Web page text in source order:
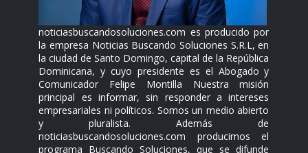
noticiasbuscandosoluciones.com es producido por
la empresa Noticias Buscando Soluciones S.R.L, en
la ciudad de Santo Domingo, capital de la República
Dominicana, y cuyo presidente es el Abogado y
Comunicador Felipe Montilla Nuestra misión
principal es informar, sin responder a intereses
empresariales ni políticos. Somos un medio abierto
y pluralista. Además de
noticiasbuscandosoluciones.com producimos el
programa Buscando Soluciones, que se difunde